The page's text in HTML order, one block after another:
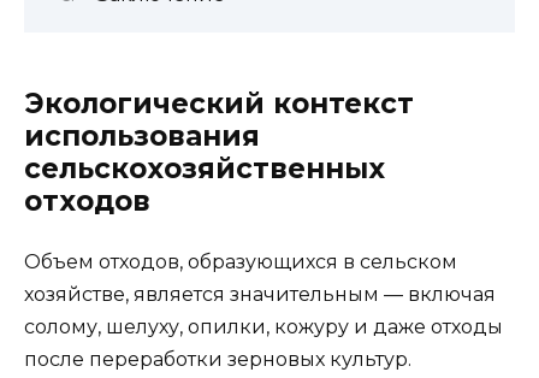
Экологический контекст
использования
сельскохозяйственных
отходов
Объем отходов, образующихся в сельском
хозяйстве, является значительным — включая
солому, шелуху, опилки, кожуру и даже отходы
после переработки зерновых культур.